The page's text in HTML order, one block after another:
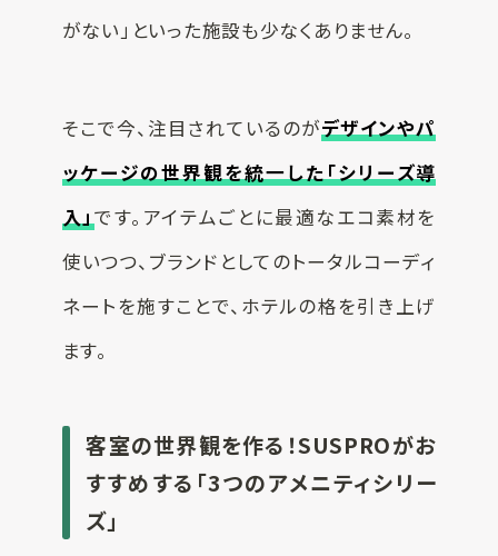
がない」といった施設も少なくありません。
そこで今、注目されているのがデザインやパ
ッケージの世界観を統一した「シリーズ導
入」です。アイテムごとに最適なエコ素材を
使いつつ、ブランドとしてのトータルコーディ
ネートを施すことで、ホテルの格を引き上げ
ます。
客室の世界観を作る！SUSPROがお
すすめする「3つのアメニティシリー
ズ」